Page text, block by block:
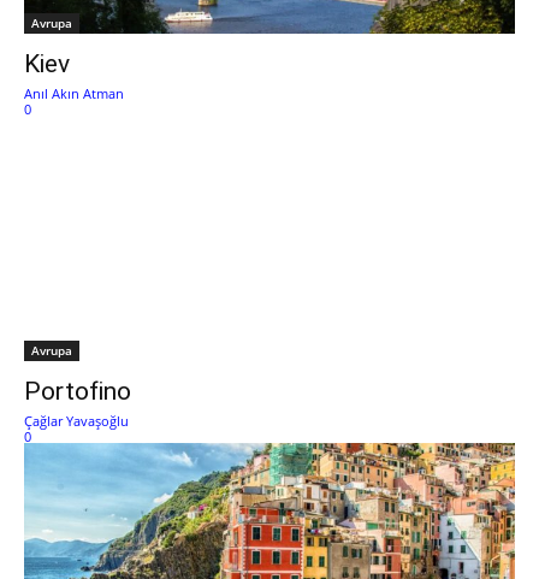
Avrupa
Kiev
Anıl Akın Atman
0
Avrupa
Portofino
Çağlar Yavaşoğlu
0